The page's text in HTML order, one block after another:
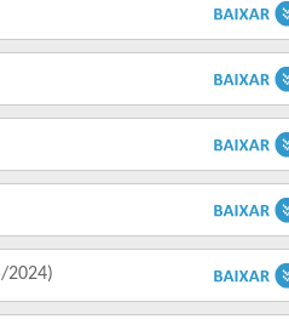
2024)